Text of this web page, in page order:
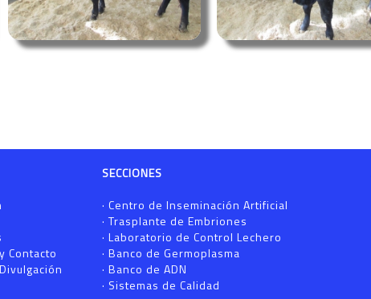
Contacto
SECCIONES
· Centro de Inseminación Artificial
· Trasplante de Embriones
· Laboratorio de Control Lechero
· Banco de Germoplasma
· Banco de ADN
· Sistemas de Calidad